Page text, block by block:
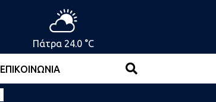
Πάτρα 24.0 °C
ΕΠΙΚΟΙΝΩΝΊΑ